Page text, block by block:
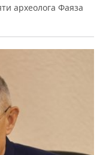
археолога Фаяза